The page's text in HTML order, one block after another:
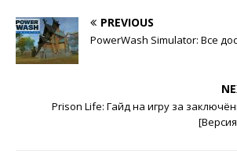
PREVIOUS
PowerWash Simulator: Все
Prison Life: Гайд на игру за